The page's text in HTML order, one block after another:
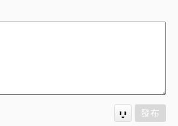
發布